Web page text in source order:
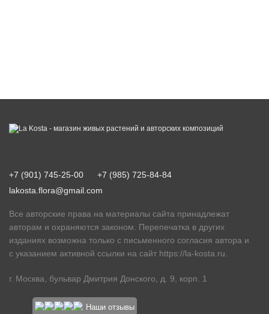
+7 (901) 745-25-00
+7 (985) 725-84-84
lakosta.flora@gmail.com
Все авторские права на материалы сайта принадлежат
авторам и охраняются законом. Перепечатка в других
изданиях возможна только с письменного согласия автора и
с указанием активной ссылки на сайт https://la-kosta.ru
г. Москва, бульвар Дмитрия Донского, д. 9, корп. 1
Наши отзывы